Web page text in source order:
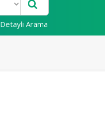
Detaylı Arama